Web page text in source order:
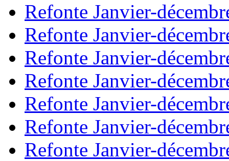
Refonte Janvier-
Refonte Janvier-
Refonte Janvier-
Refonte Janvier-
Refonte Janvier-
Refonte Janvier-
Refonte Janvier-